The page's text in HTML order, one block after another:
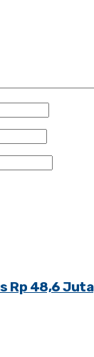
Rp 48,6 Juta